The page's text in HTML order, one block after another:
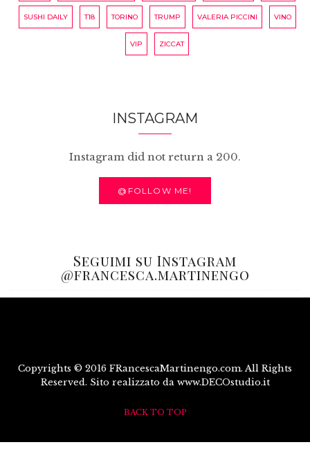
SUSHI DAILY T18 TORINO TRUMP VALERIA PICCINI VINO
VIP ZICCAT
INSTAGRAM
Instagram did not return a 200.
@FOLLOW ME!
Seguimi su Instagram
@francesca.martinengo
Copyrights © 2016 FRancescaMartinengo.com. All Rights
Reserved. Sito realizzato da www.DECOstudio.it
BACK TO TOP